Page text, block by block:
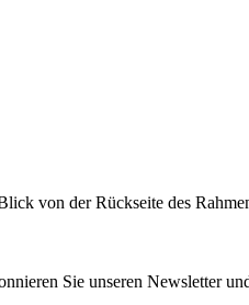
von der Rückseite des
Sie unseren Newsletter